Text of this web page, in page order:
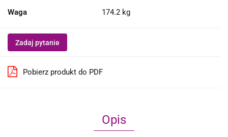
Waga 174.2 kg
Zadaj pytanie
Pobierz produkt do PDF
Opis